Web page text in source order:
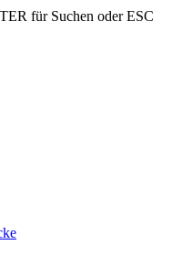
für Suchen oder ESC